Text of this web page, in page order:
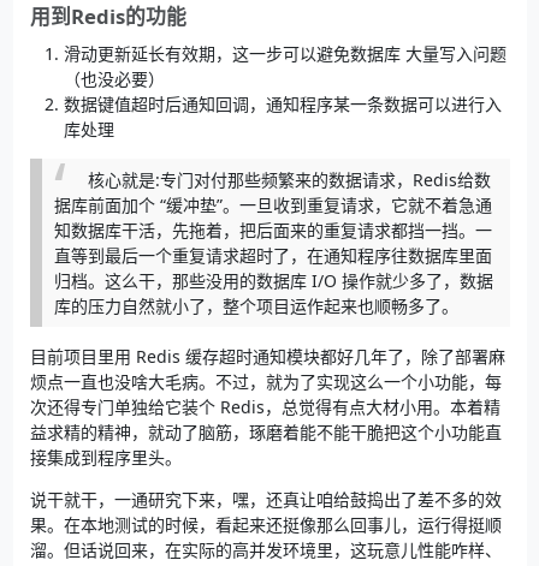
用到Redis的功能
滑动更新延长有效期，这一步可以避免数据库 大量写入问题
（也没必要）
数据键值超时后通知回调，通知程序某一条数据可以进行入
库处理
核心就是:专门对付那些频繁来的数据请求，Redis给数
据库前面加个 “缓冲垫”。一旦收到重复请求，它就不着急通
知数据库干活，先拖着，把后面来的重复请求都挡一挡。一
直等到最后一个重复请求超时了，在通知程序往数据库里面
归档。这么干，那些没用的数据库 I/O 操作就少多了，数据
库的压力自然就小了，整个项目运作起来也顺畅多了。
目前项目里用 Redis 缓存超时通知模块都好几年了，除了部署麻
烦点一直也没啥大毛病。不过，就为了实现这么一个小功能，每
次还得专门单独给它装个 Redis，总觉得有点大材小用。本着精
益求精的精神，就动了脑筋，琢磨着能不能干脆把这个小功能直
接集成到程序里头。
说干就干，一通研究下来，嘿，还真让咱给鼓捣出了差不多的效
果。在本地测试的时候，看起来还挺像那么回事儿，运行得挺顺
溜。但话说回来，在实际的高并发环境里，这玩意儿性能咋样、